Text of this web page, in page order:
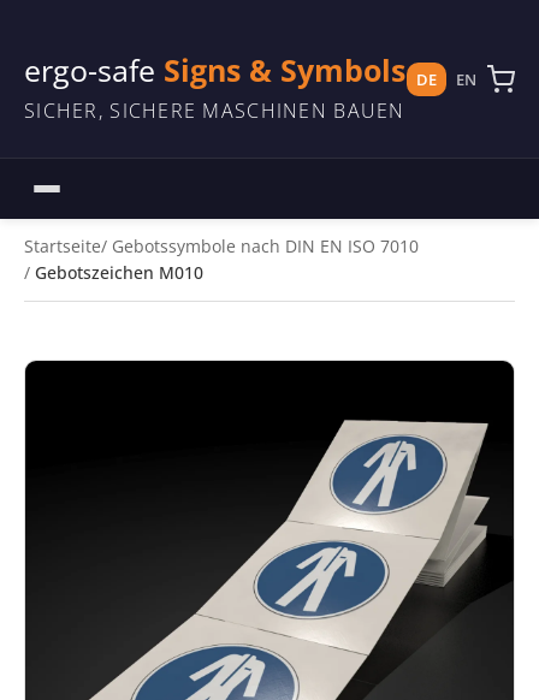
ergo-safe Signs & Symbols
SICHER, SICHERE MASCHINEN BAUEN
DE EN
Startseite Gebotssymbole nach DIN EN ISO 7010
Gebotszeichen M010